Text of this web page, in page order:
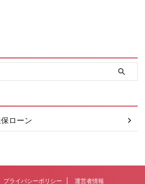
ローン
プライバシーポリシー 運営者情報